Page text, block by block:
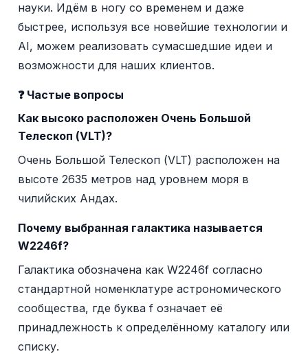
науки. Идём в ногу со временем и даже
быстрее, используя все новейшие технологии и
AI, можем реализовать сумасшедшие идеи и
возможности для наших клиентов.
❓ Частые вопросы
Как высоко расположен Очень Большой
Телескоп (VLT)?
Очень Большой Телескоп (VLT) расположен на
высоте 2635 метров над уровнем моря в
чилийских Андах.
Почему выбранная галактика называется
W2246f?
Галактика обозначена как W2246f согласно
стандартной номенклатуре астрономического
сообщества, где буква f означает её
принадлежность к определённому каталогу или
списку.